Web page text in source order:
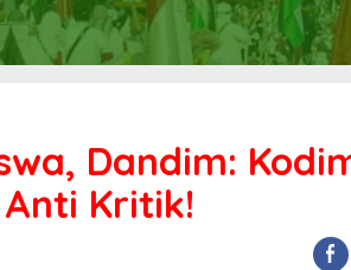
Dandim:
Kritik!